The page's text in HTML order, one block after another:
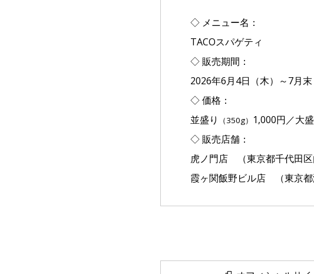
◇ メニュー名：
TACOスパゲティ
◇ 販売期間：
2026年6月4日（木）～7月末
◇ 価格：
並盛り
（350g） 1,000円／大
◇ 販売店舗：
虎ノ門店 （東京都千代田区
霞ヶ関飯野ビル店 （東京都